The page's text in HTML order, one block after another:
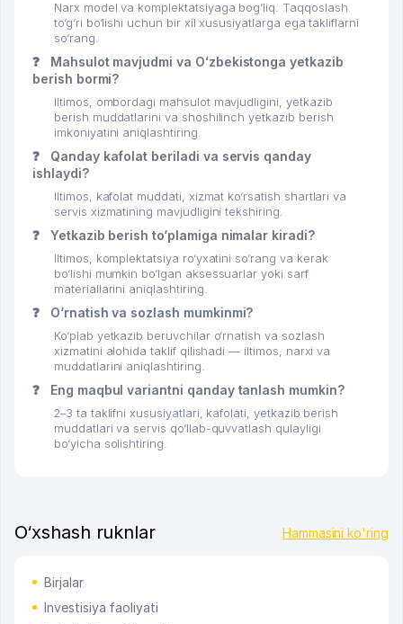
Narx model va komplektatsiyaga bog‘liq. Taqqoslash
to‘g‘ri bo‘lishi uchun bir xil xususiyatlarga ega takliflarni
so‘rang.
❓
Mahsulot mavjudmi va Oʻzbekistonga yetkazib
berish bormi?
Iltimos, ombordagi mahsulot mavjudligini, yetkazib
berish muddatlarini va shoshilinch yetkazib berish
imkoniyatini aniqlashtiring.
❓
Qanday kafolat beriladi va servis qanday
ishlaydi?
Iltimos, kafolat muddati, xizmat ko‘rsatish shartlari va
servis xizmatining mavjudligini tekshiring.
❓ Yetkazib berish to‘plamiga nimalar kiradi?
Iltimos, komplektatsiya ro‘yxatini so‘rang va kerak
bo‘lishi mumkin bo‘lgan aksessuarlar yoki sarf
materiallarini aniqlashtiring.
❓ O‘rnatish va sozlash mumkinmi?
Ko‘plab yetkazib beruvchilar o‘rnatish va sozlash
xizmatini alohida taklif qilishadi — iltimos, narxi va
muddatlarini aniqlashtiring.
❓ Eng maqbul variantni qanday tanlash mumkin?
2–3 ta taklifni xususiyatlari, kafolati, yetkazib berish
muddatlari va servis qo‘llab-quvvatlash qulayligi
bo‘yicha solishtiring.
O‘xshash ruknlar Hammasini ko'ring
Birjalar
Investisiya faoliyati